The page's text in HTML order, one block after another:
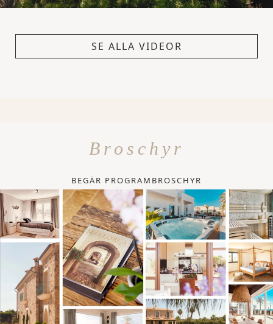
SE ALLA VIDEOR
Broschyr
BEGÄR PROGRAMBROSCHYR